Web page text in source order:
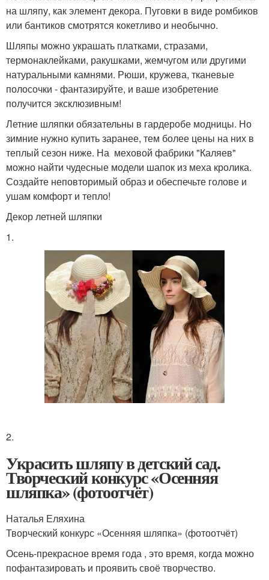
на шляпу, как элемент декора. Пуговки в виде ромбиков
или бантиков смотрятся кокетливо и необычно.
Шляпы можно украшать платками, стразами,
термонаклейками, ракушками, жемчугом или другими
натуральными камнями. Рюши, кружева, тканевые
полосочки - фантазируйте, и ваше изобретение
получится эксклюзивным!
Летние шляпки обязательны в гардеробе модницы. Но
зимние нужно купить заранее, тем более цены на них в
теплый сезон ниже. На меховой фабрики "Каляев"
можно найти чудесные модели шапок из меха кролика.
Создайте неповторимый образ и обеспечьте голове и
ушам комфорт и тепло!
Декор летней шляпки
1.
2.
Украсить шляпу в детский сад.
Творческий конкурс «Осенняя
шляпка» (фотоотчёт)
Наталья Еляхина
Творческий конкурс «Осенняя шляпка» (фотоотчёт)
Осень-прекрасное время года , это время, когда можно
пофантазировать и проявить своё творчество.